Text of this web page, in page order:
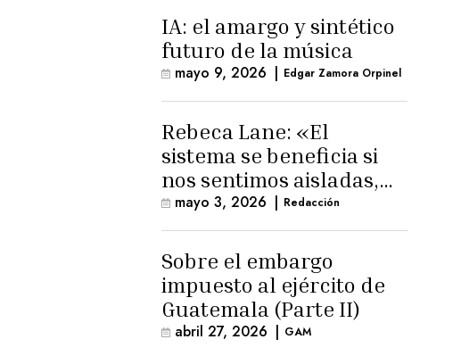
IA: el amargo y sintético
futuro de la música
mayo 9, 2026 | Edgar Zamora Orpinel
Rebeca Lane: «El
sistema se beneficia si
nos sentimos aisladas,
sin esperanza o espacio
para la ternura»
mayo 3, 2026 | Redacción
Sobre el embargo
impuesto al ejército de
Guatemala (Parte II)
abril 27, 2026 | GAM